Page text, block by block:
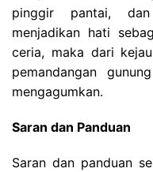
pinggir pantai,
menjadikan hati
ceria, maka dari
pemandangan
mengagumkan.
Saran dan Panduan
Saran dan panduan